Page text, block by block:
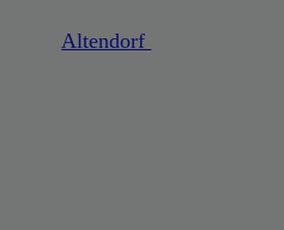
Altendorf